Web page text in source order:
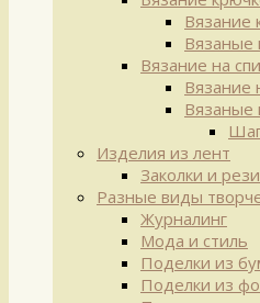
Вязание
Вязаные
Вязание на
Вязание
Вязаные
Изделия из лент
Заколки и
Разные виды
Журналинг
Мода и стиль
Поделки из
Поделки из